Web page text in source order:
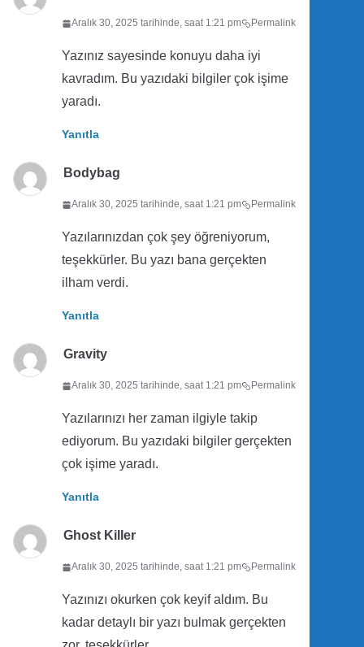
Aralık 30, 2025 tarihinde, saat 1:21 pm Permalink
Yazınız sayesinde konuyu daha iyi
kavradım. Bu yazıdaki bilgiler çok işime
yaradı.
Yanıtla
Bodybag
Aralık 30, 2025 tarihinde, saat 1:21 pm Permalink
Yazılarınızdan çok şey öğreniyorum,
teşekkürler. Bu yazı bana gerçekten
ilham verdi.
Yanıtla
Gravity
Aralık 30, 2025 tarihinde, saat 1:21 pm Permalink
Yazılarınızı her zaman ilgiyle takip
ediyorum. Bu yazıdaki bilgiler gerçekten
çok işime yaradı.
Yanıtla
Ghost Killer
Aralık 30, 2025 tarihinde, saat 1:21 pm Permalink
Yazınızı okurken çok keyif aldım. Bu
kadar detaylı bir yazı bulmak gerçekten